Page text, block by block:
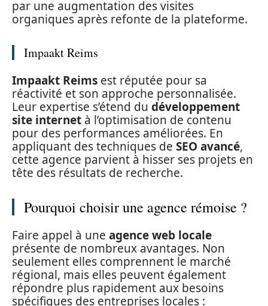
par une augmentation des visites
organiques après refonte de la plateforme.
Impaakt Reims
Impaakt Reims est réputée pour sa
réactivité et son approche personnalisée.
Leur expertise s’étend du développement
site internet à l’optimisation de contenu
pour des performances améliorées. En
appliquant des techniques de SEO avancé,
cette agence parvient à hisser ses projets en
tête des résultats de recherche.
Pourquoi choisir une agence rémoise ?
Faire appel à une agence web locale
présente de nombreux avantages. Non
seulement elles comprennent le marché
régional, mais elles peuvent également
répondre plus rapidement aux besoins
spécifiques des entreprises locales :